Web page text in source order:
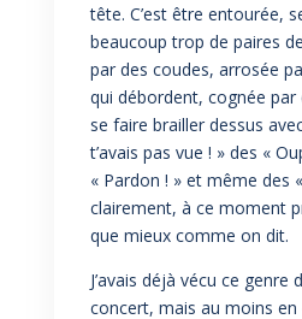
tête. C’est être entourée,
beaucoup trop de paires
par des coudes, arrosée
qui débordent, cognée par
se faire brailler dessus
t’avais pas vue ! » des «
« Pardon ! » et même des
clairement, à ce moment
que mieux comme on dit.
J’avais déjà vécu ce genre
concert, mais au moins